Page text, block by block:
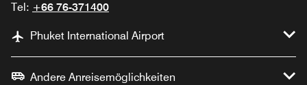
Tel: +66 76-371400
Phuket International Airport
Andere Anreisemöglichkeiten